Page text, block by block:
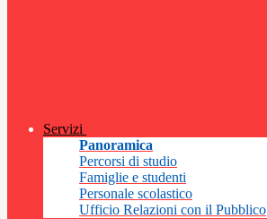
Servizi
Panoramica
Percorsi di studio
Famiglie e studenti
Personale scolastico
Ufficio Relazioni con il Pubblico